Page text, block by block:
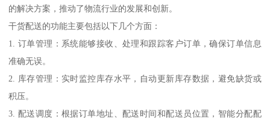
的解决方案，推动了物流行业的发展和创新。
干货配送的功能主要包括以下几个方面：
1. 订单管理：系统能够接收、处理和跟踪客户订单，确保订单信息
准确无误。
2. 库存管理：实时监控库存水平，自动更新库存数据，避免缺货或
积压。
3. 配送调度：根据订单地址、配送时间和配送员位置，智能分配配